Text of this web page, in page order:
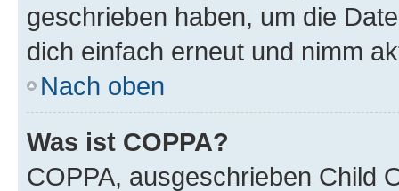
geschrieben haben, um die
dich einfach erneut und nimm
Nach oben
Was ist COPPA?
COPPA, ausgeschrieben Child